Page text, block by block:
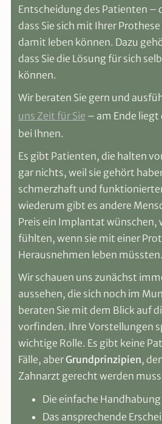
Entscheidung des Patienten –
dass Sie sich mit Ihrer
damit leben können. Dazu
dass Sie die Lösung für sich
können.
Wir beraten Sie gern und
uns Zeit für Sie – am Ende
bei Ihnen.
Es gibt Patienten, die halten
gar nichts, weil sie gehört
schmerzhaft und
wiederum gibt es andere
Preis ein Implantat wünschen,
fühlten, wenn sie mit einer
Herausnehmen leben müssten.
Wir schauen uns zunächst
aussehen, die sich noch im
beraten Sie mit dem Blick auf
vorfinden. Ihre Vorstellungen
wichtige Rolle. Es gibt keine
Fälle, aberGrundprinzipien,
Zahnarzt gerecht werden
Die einfache Handhabung
Das ansprechende